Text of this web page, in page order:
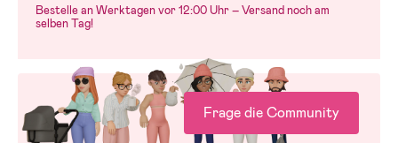
Bestelle an Werktagen vor 12:00 Uhr – Versand noch am
selben Tag!
Frage die Community